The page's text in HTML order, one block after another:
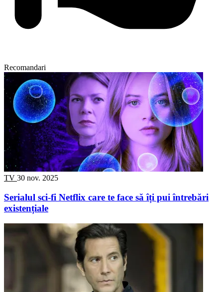
Recomandari
TV 30 nov. 2025
Serialul sci-fi Netflix care te face să îți pui întrebări
existențiale